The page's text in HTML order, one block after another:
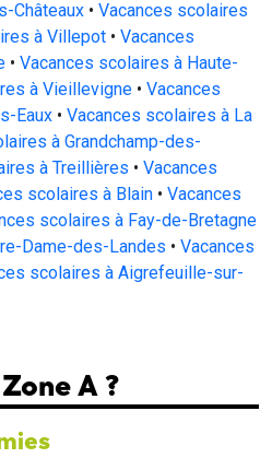
Châteaux • Vacances scolaires
à Villepot • Vacances
• Vacances scolaires à Haute-
à Vieillevigne • Vacances
Eaux • Vacances scolaires à La
à Grandchamp-des-
à Treillières • Vacances
scolaires à Blain • Vacances
scolaires à Fay-de-Bretagne
Dame-des-Landes • Vacances
scolaires à Aigrefeuille-sur-
A ?